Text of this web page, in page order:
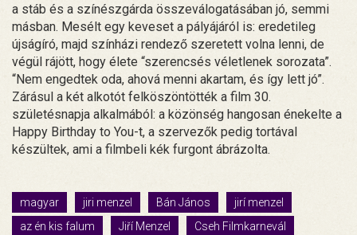
a stáb és a színészgárda összeválogatásában jó, semmi
másban. Mesélt egy keveset a pályájáról is: eredetileg
újságíró, majd színházi rendező szeretett volna lenni, de
végül rájött, hogy élete “szerencsés véletlenek sorozata”.
“Nem engedtek oda, ahová menni akartam, és így lett jó”.
Zárásul a két alkotót felköszöntötték a film 30.
születésnapja alkalmából: a közönség hangosan énekelte a
Happy Birthday to You-t, a szervezők pedig tortával
készültek, ami a filmbeli kék furgont ábrázolta.
magyar jiri menzel Bán János
jirí menzel
az én kis falum
Jiří Menzel Cseh Filmkarnevál